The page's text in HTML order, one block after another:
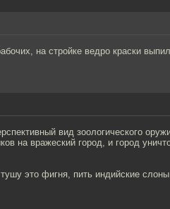
на стройке ведро краски
вид зоологического
на вражеский город, и город
это фигня, пить индийские